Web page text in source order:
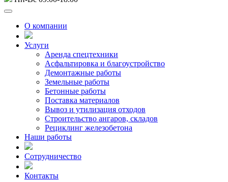
О компании
Услуги
Аренда спецтехники
Асфальтировка и благоустройство
Демонтажные работы
Земельные работы
Бетонные работы
Поставка материалов
Вывоз и утилизация отходов
Строительство ангаров, складов
Рециклинг железобетона
Наши работы
Сотрудничество
Контакты